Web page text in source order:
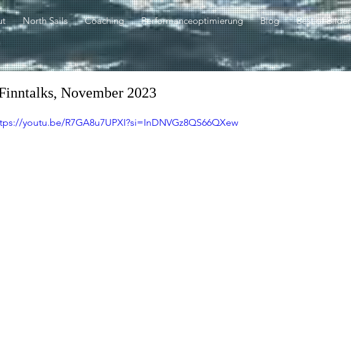
North Sails Coaching Performanceoptimierung Blog Best of Bilder
November 2023
youtu.be/R7GA8u7UPXI?si=InDNVGz8QS66QXew